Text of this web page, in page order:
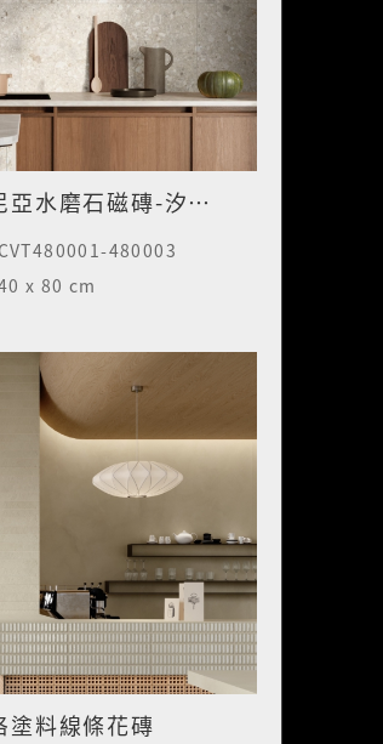
薩丁尼亞水磨石磁磚-汐湖米
CVT480001-480003
x 80 cm
塗料線條花磚